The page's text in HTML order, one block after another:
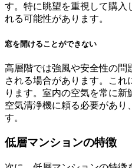
す。特に眺望を重視して購入
れる可能性があります。
窓を開けることができない
高層階では強風や安全性の問
される場合があります。こ
ります。室内の空気を常に
空気清浄機に頼る必要があり
す。
低層マンションの特徴